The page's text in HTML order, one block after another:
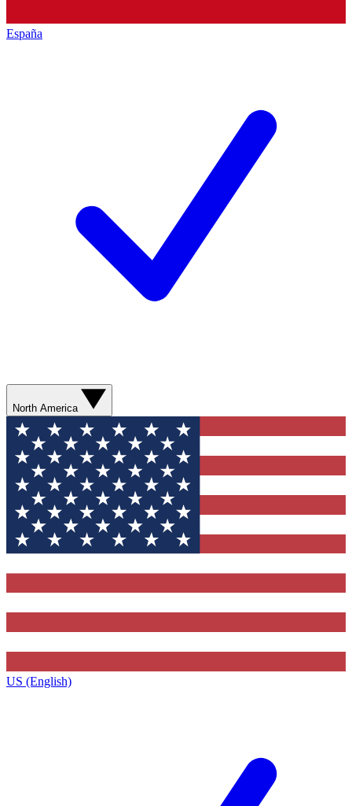
España
North America
US (English)